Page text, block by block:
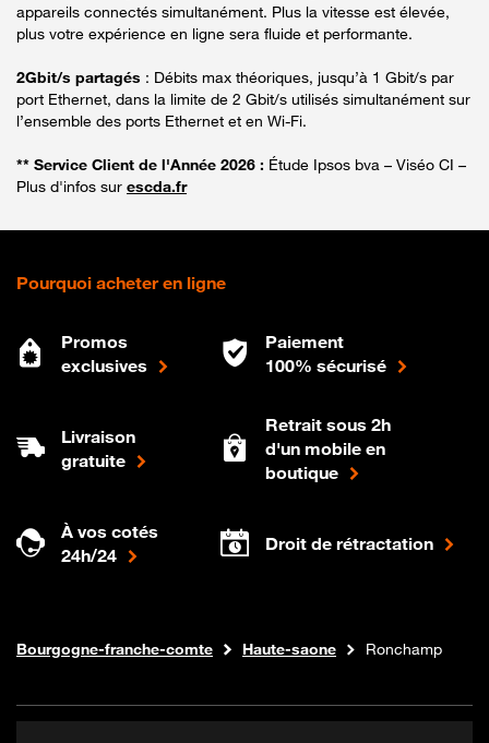
appareils connectés simultanément. Plus la vitesse est élevée,
plus votre expérience en ligne sera fluide et performante.
2Gbit/s partagés : Débits max théoriques, jusqu’à 1 Gbit/s par
port Ethernet, dans la limite de 2 Gbit/s utilisés simultanément sur
l’ensemble des ports Ethernet et en Wi-Fi.
** Service Client de l'Année 2026 : Étude Ipsos bva – Viséo CI –
Plus d'infos sur escda.fr
Pourquoi acheter en ligne
Promos
exclusives
Paiement
100% sécurisé
Livraison
gratuite
Retrait sous 2h
d'un mobile en
boutique
À vos cotés
24h/24
Droit de rétractation
Boutique Orange
Internet fibre
Bourgogne-franche-comte Haute-saone Ronchamp